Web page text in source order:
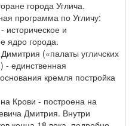
города Углича.
программа по Угличу:
историческое и
ядро города.
(«палаты угличских
- единственная
кремля постройка
Крови - построена на
Дмитрия. Внутри